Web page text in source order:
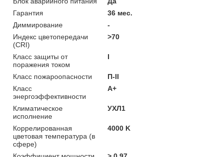
Гарантия
36 мес.
Диммирование
-
Индекс цветопередачи
(CRI)
>70
Класс защиты от
поражения током
I
Класс пожароопасности
П-ІІ
Класс
энергоэффективности
A+
Климатическое
исполнение
УХЛ1
Коррелированная
цветовая температура (в
сфере)
4000 K